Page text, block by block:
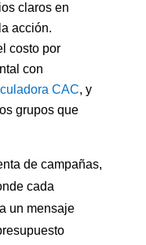
claros en
acción.
costo por
con
CAC, y
grupos que
de campañas,
cada
un mensaje